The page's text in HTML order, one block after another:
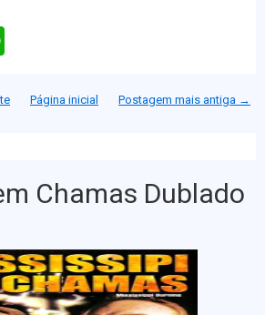
A
Postagem mais antiga →
Página inicial
Chamas Dublado